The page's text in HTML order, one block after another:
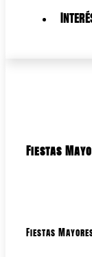
Fiestas
Fiestas